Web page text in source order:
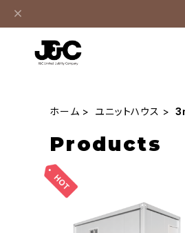
ホーム ユニットハウス 3
Products